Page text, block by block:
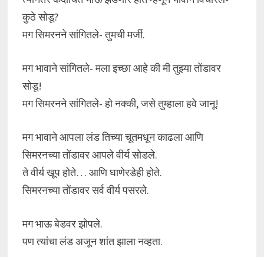
कुठे सोडू?
मग सिमरनने सांगितले- तुमची मर्जी.
मग भावाने सांगितले- मला इच्छा आहे की मी तुझ्या तोंडावर
सोडू!
मग सिमरनने सांगितले- हो नक्की, जसे तुम्हाला हवे जानू!
मग भावाने आपला लंड तिच्या चूतमधून काढला आणि
सिमरनच्या तोंडावर आपले वीर्य सोडले.
ते वीर्य खूप होते… आणि घाणेरडेही होते.
सिमरनच्या तोंडावर सर्व वीर्य पसरले.
मग भाऊ बेडवर झोपले.
पण त्यांचा लंड अजून शांत झाला नव्हता.